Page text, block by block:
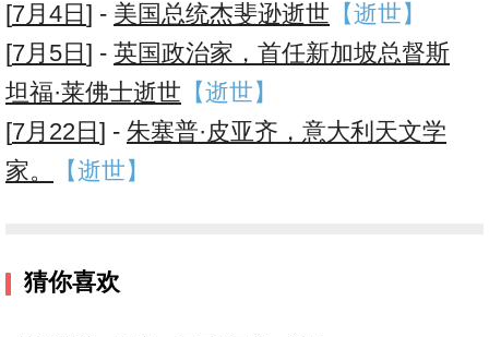
[7月4日 ] - 美国总统杰斐逊逝世 【逝世】
[7月5日 ] - 英国政治家，首任新加坡总督斯
坦福·莱佛士逝世 【逝世】
[7月22日 ] - 朱塞普·皮亚齐，意大利天文学
家。
【逝世】
猜你喜欢